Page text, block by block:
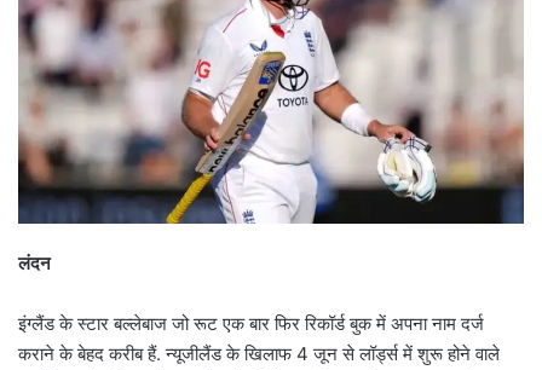
लंदन
इंग्लैंड के स्टार बल्लेबाज जो रूट एक बार फिर रिकॉर्ड बुक में अपना नाम दर्ज
कराने के बेहद करीब हैं. न्यूजीलैंड के खिलाफ 4 जून से लॉर्ड्स में शुरू होने वाले